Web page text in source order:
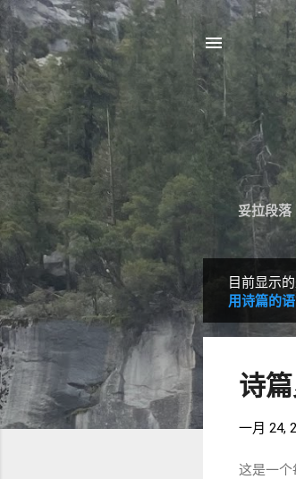
妥拉段落
文
目前显示
用诗篇的语
诗
一月 24,
这是一